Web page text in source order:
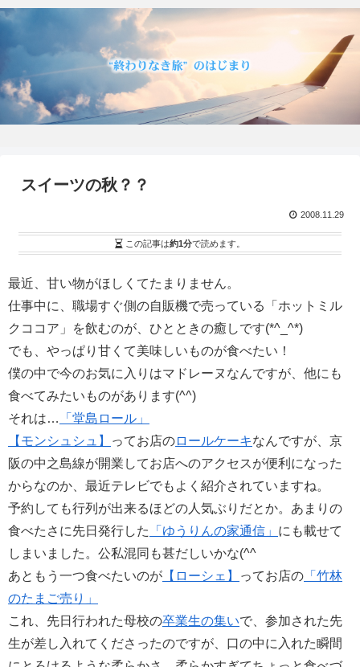
スイーツの秋？？
2008.11.29
この記事は約1分で読めます。
最近、甘い物がほしくてたまりません。
仕事中に、職場すぐ側の自販機で売っている「ホットミル
クココア」を飲むのが、ひとときの癒しです(*^_^*)
でも、やっぱり甘くて美味しいものが食べたい！
僕の中で今のお気に入りはマドレーヌなんですが、他にも
食べてみたいものがあります(^^)
それは…
「堂島ロール」
【モンシュシュ】
ってお店のロールケーキなんですが、京
阪の中之島線が開業してお店へのアクセスが便利になった
からなのか、最近テレビでもよく紹介されていますね。
予約しても行列が出来るほどの人気ぶりだとか。あまりの
食べたさに先日発行した
「ゆうりんの家通信」 にも載せて
しまいました。公私混同も甚だしいかな(^^ゞ
あともう一つ食べたいのが 【ローシェ】 ってお店の 「竹林
のたまご売り」
これ、先日行われた母校の卒業生の集いで、参加された先
生が差し入れてくださったのですが、口の中に入れた瞬間